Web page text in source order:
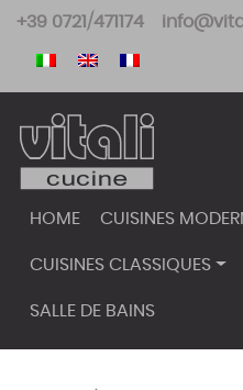
Skip
content
+39 0721/471174
HOME CUISINES
CUISINES CLASSIQUES
SALLE DE BAINS